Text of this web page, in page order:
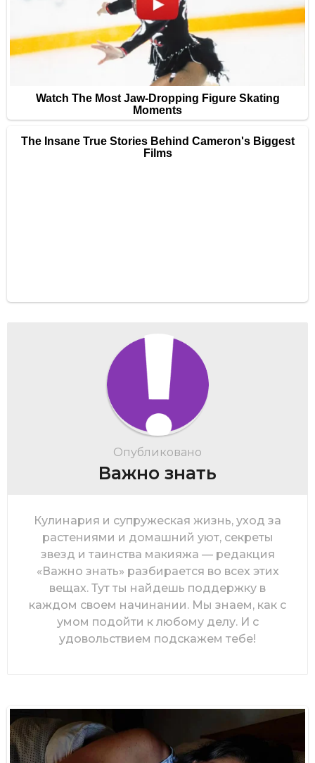
Опубликовано
Важно знать
Кулинария и супружеская жизнь, уход за
растениями и домашний уют, секреты
звезд и таинства макияжа — редакция
«Важно знать» разбирается во всех этих
вещах. Тут ты найдешь поддержку в
каждом своем начинании. Мы знаем, как с
умом подойти к любому делу. И с
удовольствием подскажем тебе!